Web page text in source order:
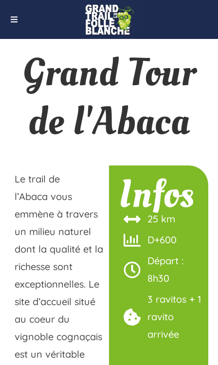
Grand Tour
de l'Abaca
Le trail de
l’Abaca vous
emmène à travers
un milieu naturel
dont la qualité et la
richesse sont
exceptionnelles. Le
site d’accueil situé
au coeur du
vignoble cognaçais
est un véritable
Infos
25 km
D+600
Départ :
8h30
3 ravitos + 1
ravito
arrivée